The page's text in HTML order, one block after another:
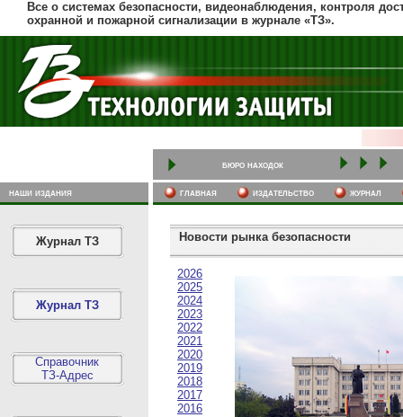
Все о системах безопасности, видеонаблюдения, контроля
охранной и пожарной сигнализации в журнале «ТЗ».
бюро находок
наши издания главная издательство журнал
Журнал ТЗ
Журнал ТЗ
Справочник
ТЗ-Адрес
Новости рынка безопасности
2026
2025
2024
2023
2022
2021
2020
2019
2018
2017
2016